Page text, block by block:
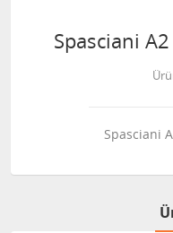
Spasciani
Spasciani